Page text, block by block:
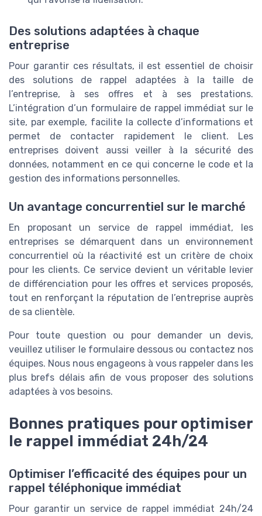
Des solutions adaptées à chaque
entreprise
Pour garantir ces résultats, il est essentiel de choisir
des solutions de rappel adaptées à la taille de
l’entreprise, à ses offres et à ses prestations.
L’intégration d’un formulaire de rappel immédiat sur le
site, par exemple, facilite la collecte d’informations et
permet de contacter rapidement le client. Les
entreprises doivent aussi veiller à la sécurité des
données, notamment en ce qui concerne le code et la
gestion des informations personnelles.
Un avantage concurrentiel sur le marché
En proposant un service de rappel immédiat, les
entreprises se démarquent dans un environnement
concurrentiel où la réactivité est un critère de choix
pour les clients. Ce service devient un véritable levier
de différenciation pour les offres et services proposés,
tout en renforçant la réputation de l’entreprise auprès
de sa clientèle.
Pour toute question ou pour demander un devis,
veuillez utiliser le formulaire dessous ou contactez nos
équipes. Nous nous engageons à vous rappeler dans les
plus brefs délais afin de vous proposer des solutions
adaptées à vos besoins.
Bonnes pratiques pour optimiser
le rappel immédiat 24h/24
Optimiser l’efficacité des équipes pour un
rappel téléphonique immédiat
Pour garantir un service de rappel immédiat 24h/24